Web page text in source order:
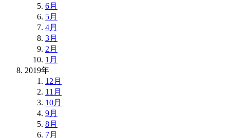
6月
5月
4月
3月
2月
1月
2019年
12月
11月
10月
9月
8月
7月